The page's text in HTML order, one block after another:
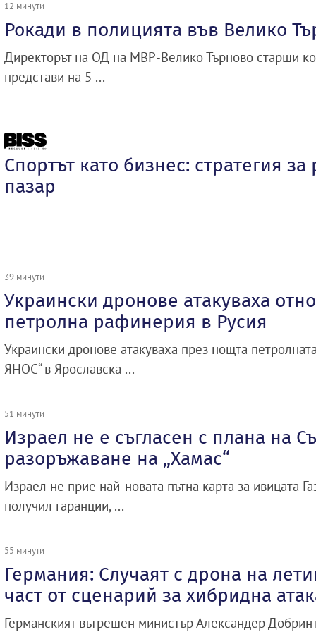
12 минути
Рокади в полицията във Велико
Директорът на ОД на МВР-Велико Търново старши
представи на 5 ...
Спортът като бизнес: стратегия
пазар
39 минути
Украински дронове атакуваха
петролна рафинерия в Русия
Украински дронове атакуваха през нощта
ЯНОС“ в Ярославска ...
51 минути
Израел не е съгласен с плана на
разоръжаване на „Хамас“
Израел не прие най-новата пътна карта за ивицата
получил гаранции, ...
55 минути
Германия: Случаят с дрона на
част от сценарий за хибридна
Германският вътрешен министър Александер